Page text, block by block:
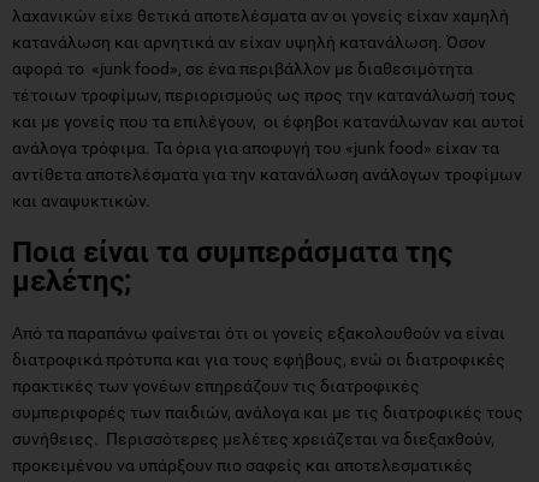
λαχανικών είχε θετικά αποτελέσματα αν οι γονείς είχαν χαμηλή
κατανάλωση και αρνητικά αν είχαν υψηλή κατανάλωση. Όσον
αφορά το «junk food», σε ένα περιβάλλον με διαθεσιμότητα
τέτοιων τροφίμων, περιορισμούς ως προς την κατανάλωσή τους
και με γονείς που τα επιλέγουν, οι έφηβοι κατανάλωναν και αυτοί
ανάλογα τρόφιμα. Τα όρια για αποφυγή του «junk food» είχαν τα
αντίθετα αποτελέσματα για την κατανάλωση ανάλογων τροφίμων
και αναψυκτικών.
Ποια είναι τα συμπεράσματα της
μελέτης;
Από τα παραπάνω φαίνεται ότι οι γονείς εξακολουθούν να είναι
διατροφικά πρότυπα και για τους εφήβους, ενώ οι διατροφικές
πρακτικές των γονέων επηρεάζουν τις διατροφικές
συμπεριφορές των παιδιών, ανάλογα και με τις διατροφικές τους
συνήθειες. Περισσότερες μελέτες χρειάζεται να διεξαχθούν,
προκειμένου να υπάρξουν πιο σαφείς και αποτελεσματικές